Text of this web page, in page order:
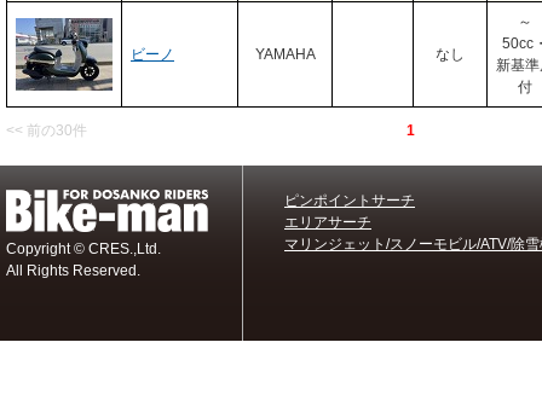
ビーノ YAMAHA なし
～
50cc
新基
付
<< 前の30件 1
Copyright © CRES.,Ltd.
All Rights Reserved.
ピンポイントサーチ
エリアサーチ
マリンジェット/スノーモビル/ATV/除